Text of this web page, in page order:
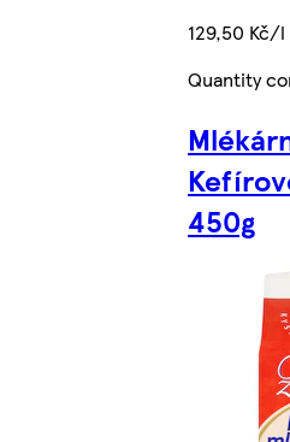
129,50 Kč/l
Quantity
450g